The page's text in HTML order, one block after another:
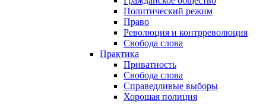
Политический режим
Право
Революция и контрреволюция
Свобода слова
Практика
Приватность
Свобода слова
Справедливые выборы
Хорошая полиция